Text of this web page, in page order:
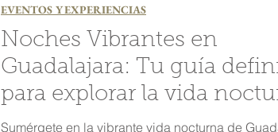
Noches Vibrantes en
Guadalajara: Tu guía
para explorar la vida
en la Colonia Americana
Sumérgete en la vibrante vida nocturna de
EVENTOS Y EXPERIENCIAS